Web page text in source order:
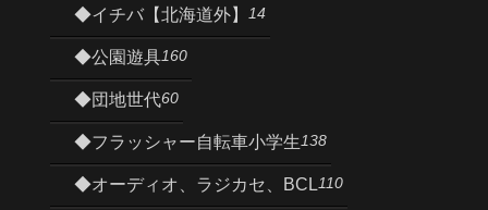
◆イチバ【北海道外】 14
◆公園遊具160
◆団地世代60
◆フラッシャー自転車小学生138
◆オーディオ、ラジカセ、BCL110